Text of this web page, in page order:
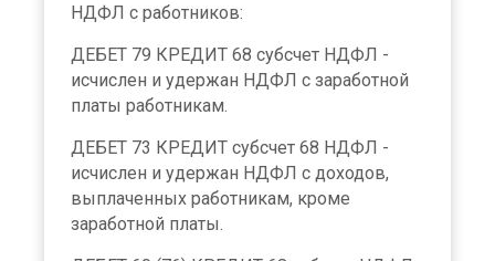
НДФЛ с работников:
ДЕБЕТ 79 КРЕДИТ 68 субсчет НДФЛ -
исчислен и удержан НДФЛ с заработной
платы работникам.
ДЕБЕТ 73 КРЕДИТ субсчет 68 НДФЛ -
исчислен и удержан НДФЛ с доходов,
выплаченных работникам, кроме
заработной платы.